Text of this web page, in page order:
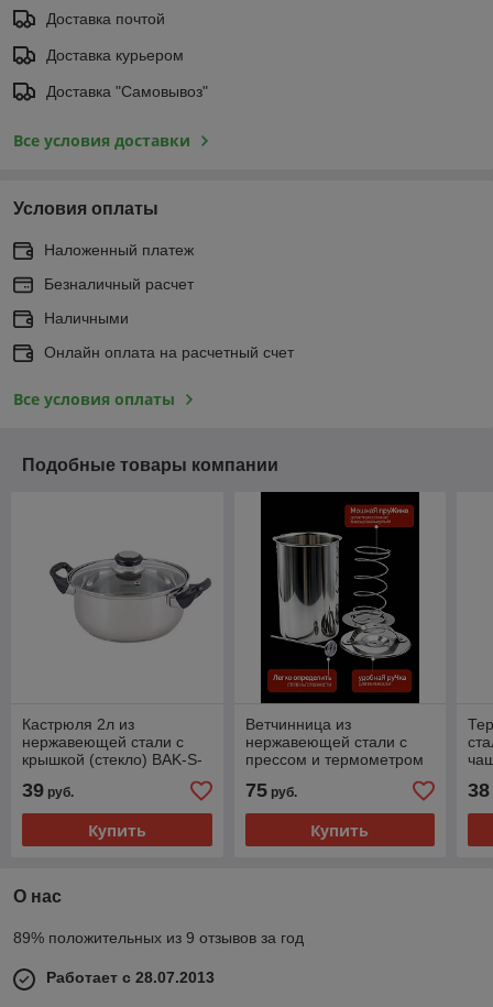
Доставка почтой
Доставка курьером
Доставка "Самовывоз"
Все условия доставки
Условия оплаты
Наложенный платеж
Безналичный расчет
Наличными
Онлайн оплата на расчетный счет
Все условия оплаты
Подобные товары компании
Кастрюля 2л из
нержавеющей стали с
крышкой (стекло) BAK-S-
39 руб.
Купить
Ветчинница из
нержавеющей стали с
прессом и термометром
75руб.
Купить
38
О нас
89% положительных из 9 отзывов за год
Работает с 28.07.2013